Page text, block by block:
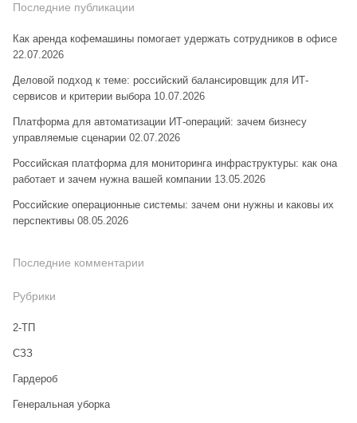
Последние публикации
Как аренда кофемашины помогает удержать сотрудников в офисе
22.07.2026
Деловой подход к теме: российский балансировщик для ИТ-
сервисов и критерии выбора 10.07.2026
Платформа для автоматизации ИТ-операций: зачем бизнесу
управляемые сценарии 02.07.2026
Российская платформа для мониторинга инфраструктуры: как она
работает и зачем нужна вашей компании 13.05.2026
Российские операционные системы: зачем они нужны и каковы их
перспективы 08.05.2026
Последние комментарии
Рубрики
2-ТП
CЗЗ
Гардероб
Генеральная уборка